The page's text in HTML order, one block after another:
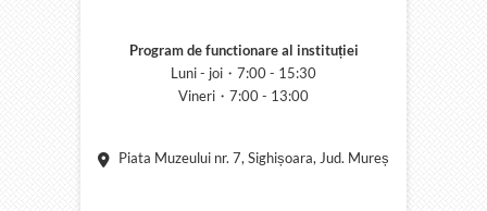
Program de functionare al instituției
Luni - joi・7:00 - 15:30
Vineri・7:00 - 13:00
Piata Muzeului nr. 7, Sighișoara, Jud. Mureș